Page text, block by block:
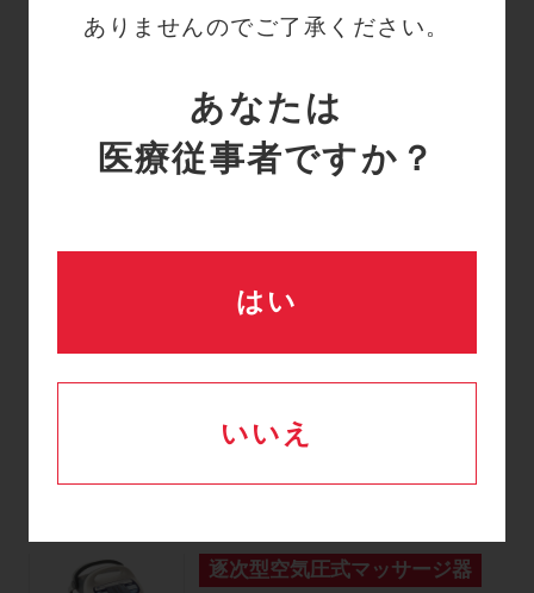
ありませんのでご了承ください。
あなたは
医療従事者ですか？
はい
いいえ
状況です。何か別の方法
詳細はこちら
一覧へ戻る
逐次型空気圧式マッサージ器